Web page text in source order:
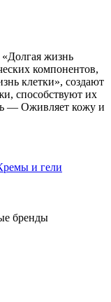
жизнь
компонентов,
клетки», создают
способствуют их
— Оживляет кожу и
и гели
бренды